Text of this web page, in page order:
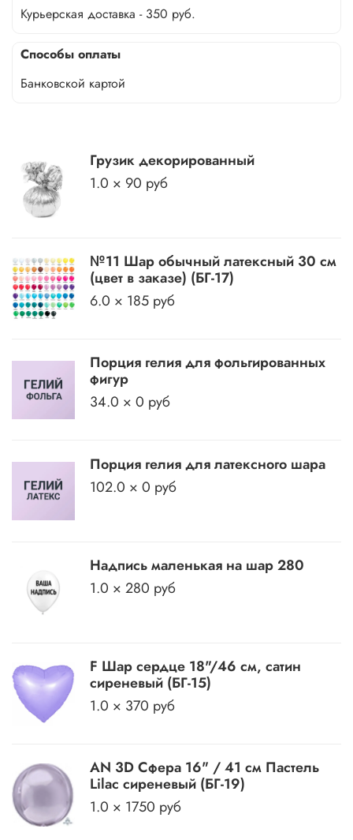
Курьерская доставка - 350 руб.
Способы оплаты
Банковской картой
Грузик декорированный
1.0 × 90 руб
№11 Шар обычный латексный 30 см
(цвет в заказе) (БГ-17)
6.0 × 185 руб
Порция гелия для фольгированных
фигур
34.0 × 0 руб
Порция гелия для латексного шара
102.0 × 0 руб
Надпись маленькая на шар 280
1.0 × 280 руб
F Шар сердце 18"/46 см, сатин
сиреневый (БГ-15)
1.0 × 370 руб
AN 3D Сфера 16" / 41 см Пастель
Lilac сиреневый (БГ-19)
1.0 × 1750 руб